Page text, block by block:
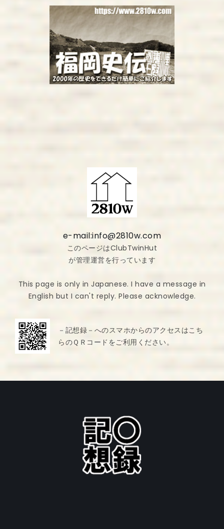
e-mail:info@2810w.com
このページはClubTwinHut
が管理運営を行っています
This page is only in Japanese. I have a message in
English but I can't reply. Please acknowledge.
－記想録－へのスマホからのアクセスはこち
らのＱＲコードをご利用ください。